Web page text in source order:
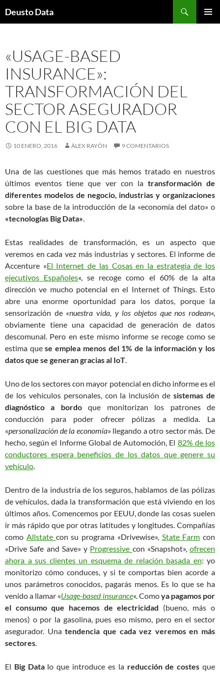
Deusto Data
«USAGE-BASED
INSURANCE»:
TRANSFORMACIÓN DEL
SECTOR ASEGURADOR
CON EL BIG DATA
10 ENERO, 2016 ÁLEX RAYÓN 9 COMENTARIOS
Una de las cuestiones que más hemos tratado en nuestros
últimos eventos tiene que ver con la transformación de
diferentes modelos de negocio, industrias y organizaciones
sobre la base de la introducción de la «economía del dato» o
«tecnologías Big Data».
Estas realidades de transformación, es un aspecto que
veremos en cada vez más industrias y sectores. El informe de
Accenture «El Internet de las Cosas en la estrategia de los
ejecutivos Españoles«, se recoge como el 60% de la alta
dirección ve mucho potencial en el Internet of Things. Esto
abre una enorme oportunidad para los datos, porque la
sensorización de «nuestra vida, y los objetos que nos rodean«,
obviamente tiene una capacidad de generación de datos
descomunal. Pero en este mismo informe se recoge como se
estima quese emplea menos del 1% de la información y los
datos que se generan gracias al IoT.
Uno de los sectores con mayor potencial en dicho informe es el
de los vehículos personales, con la inclusión de sistemas de
diagnóstico a bordoque monitorizan los patrones de
conducción para poder ofrecer pólizas a medida. La
«personalización de la economía» llegando a otro sector más. De
hecho, según el Informe Global de Automoción, El 82% de los
conductores espera beneficios de los datos que genere su
vehículo.
Dentro de la industria de los seguros, hablamos de las pólizas
de vehículos, dada la transformación que está viviendo en los
últimos años. Comencemos por EEUU, donde las cosas suelen
ir más rápido que por otras latitudes y longitudes. Compañías
como Allstate con su programa «Drivewise», State Farm con
«Drive Safe and Save» y Progressive con «Snapshot», ofrecen
ahora a sus clientes un esquema de relación basada en: yo
monitorizo cómo conduces, y si te comportas bien acorde a
unos parámetros conocidos, pagarás menos. Es lo que se ha
venido a llamar «Usage-based insurance«. Comoya pagamos por
el consumo que hacemos de electricidad (bueno, más o
menos) o por la gasolina, pues eso mismo, pero en el sector
asegurador. Unatendencia que cada vez veremos en más
sectores.
El Big Datalo que introduce es la reducción de costes que